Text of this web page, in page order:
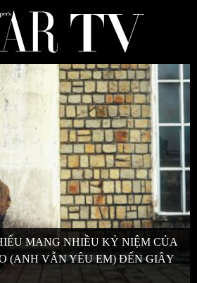
MANG NHIỀU KỶ NIỆM CỦA
(ANH VẪN YÊU EM) ĐẾN GIÂY